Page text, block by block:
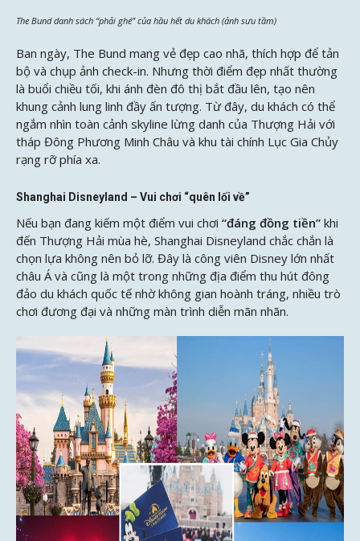
The Bund danh sách “phải ghé” của hầu hết du khách (ảnh sưu tầm)
Ban ngày, The Bund mang vẻ đẹp cao nhã, thích hợp để tản
bộ và chụp ảnh check-in. Nhưng thời điểm đẹp nhất thường
là buổi chiều tối, khi ánh đèn đô thị bắt đầu lên, tạo nên
khung cảnh lung linh đầy ấn tượng. Từ đây, du khách có thể
ngắm nhìn toàn cảnh skyline lừng danh của Thượng Hải với
tháp Đông Phương Minh Châu và khu tài chính Lục Gia Chủy
rạng rỡ phía xa.
Shanghai Disneyland – Vui chơi “quên lối về”
Nếu bạn đang kiếm một điểm vui chơi “đáng đồng tiền” khi
đến Thượng Hải mùa hè, Shanghai Disneyland chắc chắn là
chọn lựa không nên bỏ lỡ. Đây là công viên Disney lớn nhất
châu Á và cũng là một trong những địa điểm thu hút đông
đảo du khách quốc tế nhờ không gian hoành tráng, nhiều trò
chơi đương đại và những màn trình diễn mãn nhãn.